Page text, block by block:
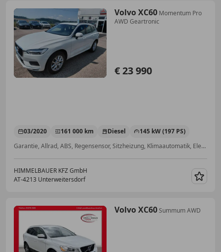
Volvo XC60 Momentum Pro
AWD Geartronic
€ 23 990
03/2020 161 000 km Diesel
145 kW (197 PS)
Garantie, Allrad, ABS, Regensensor, Sitzheizung, Klimaautomatik, Elektrische Heckklappe, Schlüssellose Zentralverriegelung
HIMMELBAUER KFZ GmbH
AT-4213 Unterweitersdorf
Volvo XC60Summum AWD